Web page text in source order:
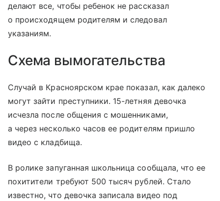
делают все, чтобы ребенок не рассказал
о происходящем родителям и следовал
указаниям.
Схема вымогательства
Случай в Красноярском крае показал, как далеко
могут зайти преступники. 15-летняя девочка
исчезла после общения с мошенниками,
а через несколько часов ее родителям пришло
видео с кладбища.
В ролике запуганная школьница сообщала, что ее
похитители требуют 500 тысяч рублей. Стало
известно, что девочка записала видео под